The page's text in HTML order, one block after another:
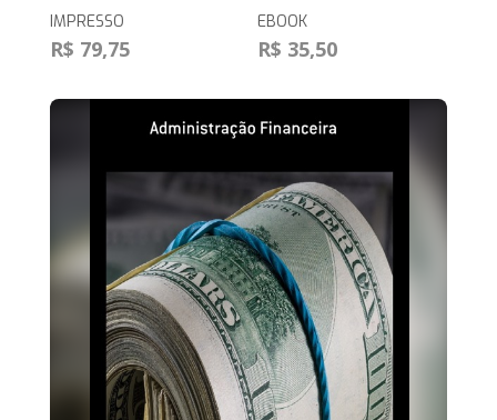
IMPRESSO
R$ 79,75
EBOOK
R$ 35,50